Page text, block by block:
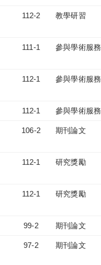
112-2 教學研習
111-1 參與學術服務
112-1 參與學術服務
112-1 參與學術服務
106-2 期刊論文
112-1 研究獎勵
112-1 研究獎勵
99-2 期刊論文
97-2 期刊論文